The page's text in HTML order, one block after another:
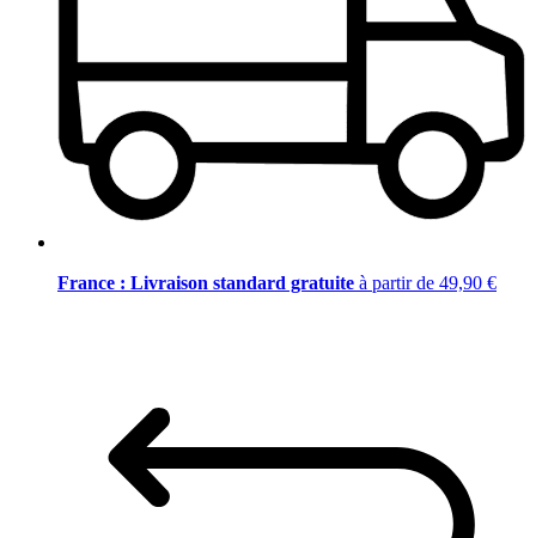
France : Livraison standard gratuite à partir de 49,90 €